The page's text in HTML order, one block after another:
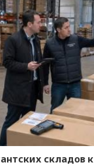
складов к